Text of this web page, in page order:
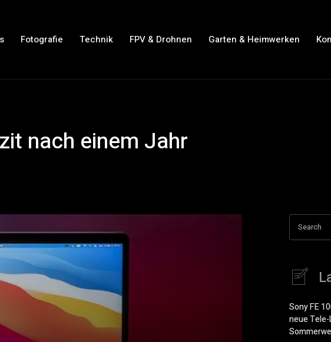
Fotografie Technik FPV & Drohnen Garten & Heimwerken
nach einem Jahr
Search
Sony FE
neue